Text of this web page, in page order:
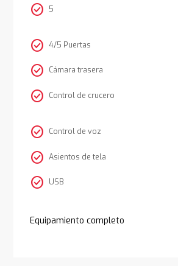
check_circle 5
check_circle 4/5 Puertas
check_circle Cámara trasera
check_circle Control de crucero
check_circle Control de voz
check_circle Asientos de tela
check_circle USB
Equipamiento completo